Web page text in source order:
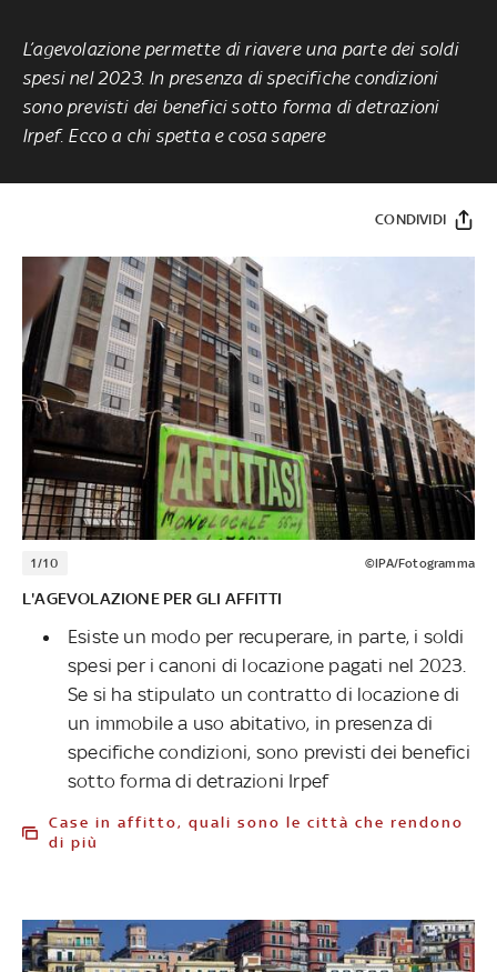
L’agevolazione permette di riavere una parte dei soldi
spesi nel 2023. In presenza di specifiche condizioni
sono previsti dei benefici sotto forma di detrazioni
Irpef. Ecco a chi spetta e cosa sapere
CONDIVIDI
1/10 ©IPA/Fotogramma
L'AGEVOLAZIONE PER GLI AFFITTI
Esiste un modo per recuperare, in parte, i soldi
spesi per i canoni di locazione pagati nel 2023.
Se si ha stipulato un contratto di locazione di
un immobile a uso abitativo, in presenza di
specifiche condizioni, sono previsti dei benefici
sotto forma di detrazioni Irpef
Case in affitto, quali sono le città che rendono
di più